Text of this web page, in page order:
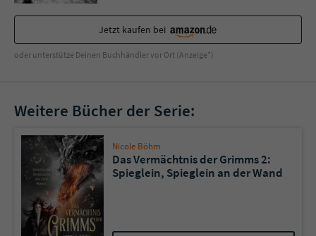
Jetzt kaufen bei
oder unterstütze Deinen Buchhändler vor Ort (Anzeige*)
Weitere Bücher der Serie:
Nicole Böhm
Das Vermächtnis der Grimms 2:
Spieglein, Spieglein an der Wand